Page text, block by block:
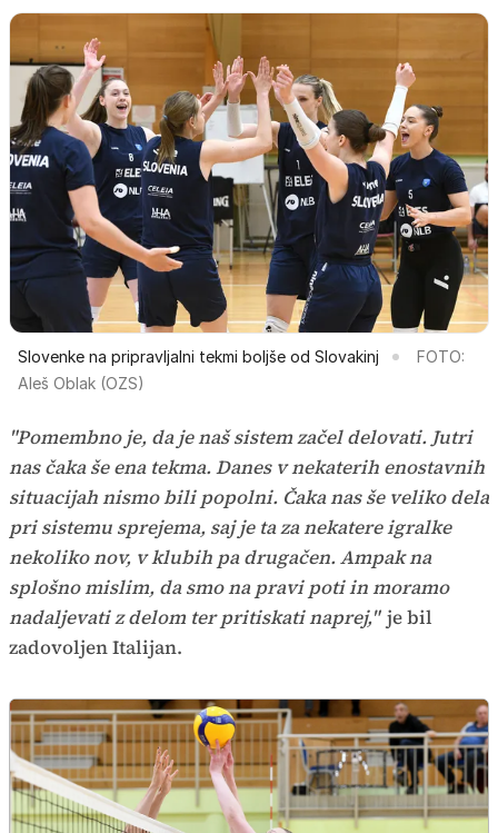
Slovenke na pripravljalni tekmi boljše od Slovakinj
FOTO:
Aleš Oblak (OZS)
"Pomembno je, da je naš sistem začel delovati. Jutri
nas čaka še ena tekma. Danes v nekaterih enostavnih
situacijah nismo bili popolni. Čaka nas še veliko dela
pri sistemu sprejema, saj je ta za nekatere igralke
nekoliko nov, v klubih pa drugačen. Ampak na
splošno mislim, da smo na pravi poti in moramo
nadaljevati z delom ter pritiskati naprej," je bil
zadovoljen Italijan.